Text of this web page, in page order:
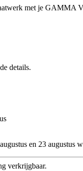
met je GAMMA
details.
en 23
verkrijgbaar.